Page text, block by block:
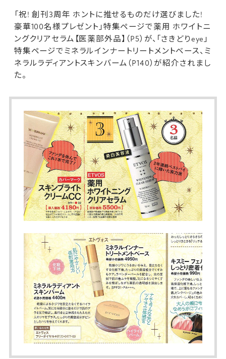
「祝! 創刊3周年 ホントに推せるものだけ選びました!
豪華100名様プレゼント」特集ページで薬用 ホワイトニ
ングクリアセラム【医薬部外品】 （P5）が、「さきどりeye」
特集ページでミネラルインナートリートメントベース、 ミ
ネラルラディアントスキンバーム （P140）が紹介されまし
た。